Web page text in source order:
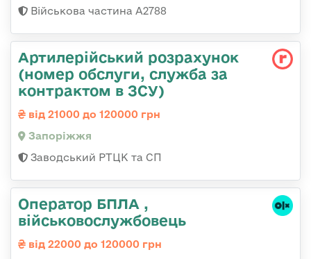
Військова частина А2788
Артилерійський розрахунок
(номер обслуги, служба за
контрактом в ЗСУ)
від 21000 до 120000 грн
Запоріжжя
Заводський РТЦК та СП
Оператор БПЛА ,
військовослужбовець
від 22000 до 120000 грн